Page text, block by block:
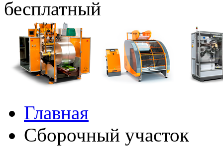
бесплатный
Главная
Сборочный участок